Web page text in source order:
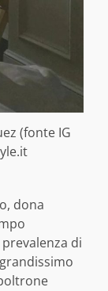
(fonte IG
dona
di